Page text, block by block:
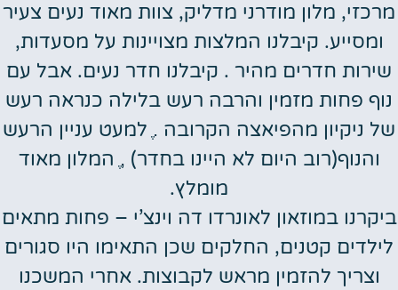
מרכזי, מלון מודרני מדליק, צוות מאוד נעים צעיר
ומסייע. קיבלנו המלצות מצויינות על מסעדות,
שירות חדרים מהיר . קיבלנו חדר נעים. אבל עם
נוף פחות מזמין והרבה רעש בלילה כנראה רעש
של ניקיון מהפיאצה הקרובה .ֶ למעט עניין הרעש
והנוף(רוב היום לא היינו בחדר) ,ֶ המלון מאוד
מומלץ.
ביקרנו במוזאון לאונרדו דה וינצ’י – פחות מתאים
לילדים קטנים, החלקים שכן התאימו היו סגורים
וצריך להזמין מראש לקבוצות. אחרי המשכנו